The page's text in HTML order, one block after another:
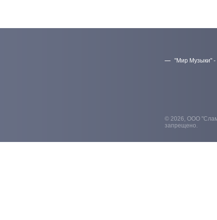
"Мир Музыки" -
© 2026, ООО
запрещено.